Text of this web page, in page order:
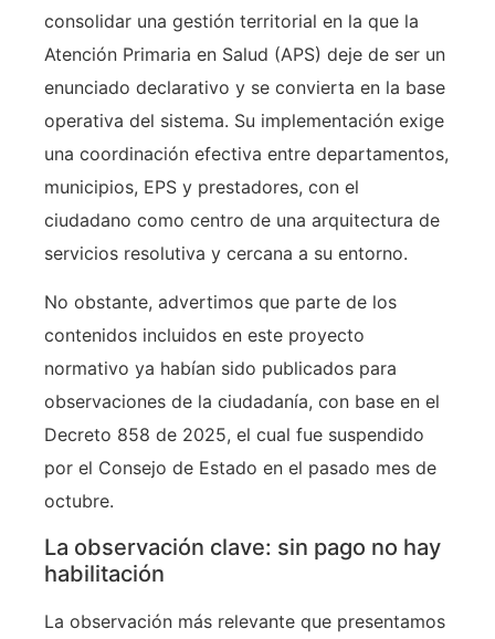
consolidar una gestión territorial en la que la
Atención Primaria en Salud (APS) deje de ser un
enunciado declarativo y se convierta en la base
operativa del sistema. Su implementación exige
una coordinación efectiva entre departamentos,
municipios, EPS y prestadores, con el
ciudadano como centro de una arquitectura de
servicios resolutiva y cercana a su entorno.
No obstante, advertimos que parte de los
contenidos incluidos en este proyecto
normativo ya habían sido publicados para
observaciones de la ciudadanía, con base en el
Decreto 858 de 2025, el cual fue suspendido
por el Consejo de Estado en el pasado mes de
octubre.
La observación clave: sin pago no hay
habilitación
La observación más relevante que presentamos